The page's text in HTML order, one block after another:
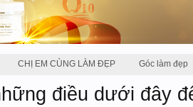
CHỊ EM CÙNG LÀM ĐẸP Góc làm đẹp
điều dưới đây